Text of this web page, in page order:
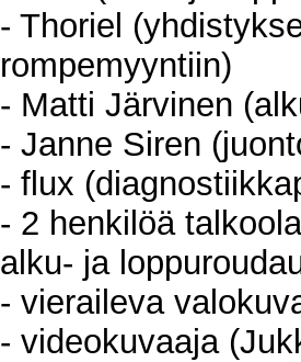
- Thoriel
rompemyyntiin)
- Matti Järvinen
- Janne Siren
- flux
- 2 henkilöä
alku- ja
- vieraileva
- videokuvaaja